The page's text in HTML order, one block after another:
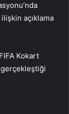
açıklama
Kokart
gerçekleştiği